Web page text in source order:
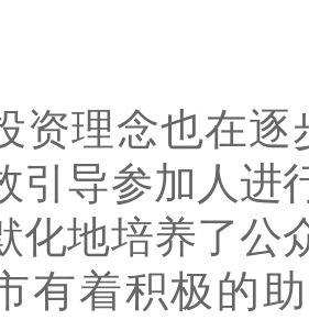
资理念也在逐
引导参加人进
化地培养了公
有着积极的